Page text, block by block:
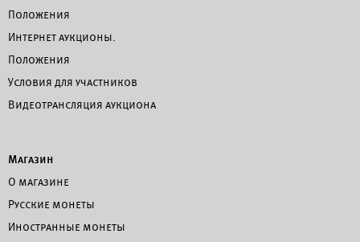
Положения
Интернет аукционы.
Положения
Условия для участников
Видеотрансляция аукциона
Магазин
О магазине
Русские монеты
Иностранные монеты